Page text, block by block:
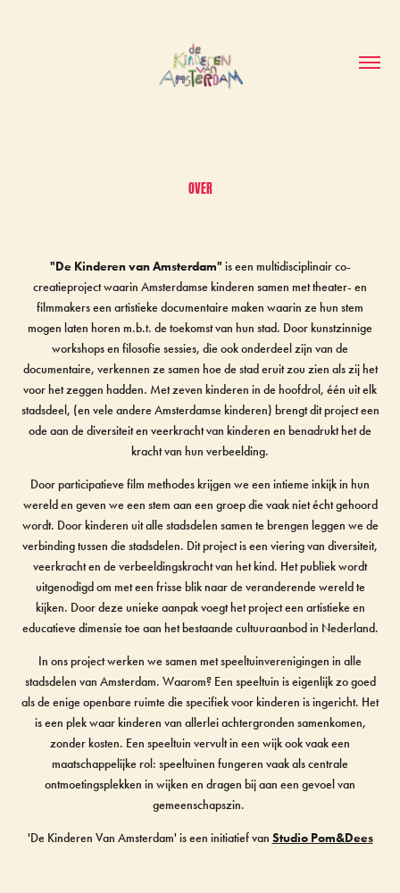
OVER
"De Kinderen van Amsterdam" is een multidisciplinair co-
creatieproject waarin Amsterdamse kinderen samen met theater- en
filmmakers een artistieke documentaire maken waarin ze hun stem
mogen laten horen m.b.t. de toekomst van hun stad. Door kunstzinnige
workshops en filosofie sessies, die ook onderdeel zijn van de
documentaire, verkennen ze samen hoe de stad eruit zou zien als zij het
voor het zeggen hadden. Met zeven kinderen in de hoofdrol, één uit elk
stadsdeel, (en vele andere Amsterdamse kinderen) brengt dit project een
ode aan de diversiteit en veerkracht van kinderen en benadrukt het de
kracht van hun verbeelding.
Door participatieve film methodes krijgen we een intieme inkijk in hun
wereld en geven we een stem aan een groep die vaak niet écht gehoord
wordt. Door kinderen uit alle stadsdelen samen te brengen leggen we de
verbinding tussen die stadsdelen. Dit project is een viering van diversiteit,
veerkracht en de verbeeldingskracht van het kind. Het publiek wordt
uitgenodigd om met een frisse blik naar de veranderende wereld te
kijken. Door deze unieke aanpak voegt het project een artistieke en
educatieve dimensie toe aan het bestaande cultuuraanbod in Nederland.
In ons project werken we samen met speeltuinverenigingen in alle
stadsdelen van Amsterdam. Waarom? Een speeltuin is eigenlijk zo goed
als de enige openbare ruimte die specifiek voor kinderen is ingericht. Het
is een plek waar kinderen van allerlei achtergronden samenkomen,
zonder kosten. Een speeltuin vervult in een wijk ook vaak een
maatschappelijke rol: speeltuinen fungeren vaak als centrale
ontmoetingsplekken in wijken en dragen bij aan een gevoel van
gemeenschapszin.
'De Kinderen Van Amsterdam' is een initiatief van Studio Pom&Dees